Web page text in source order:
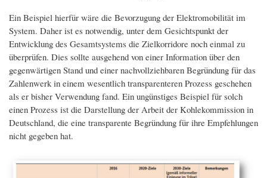
Ein Beispiel hierfür wäre die Bevorzugung der Elektromobilität im
System. Daher ist es notwendig, unter dem Gesichtspunkt der
Entwicklung des Gesamtsystems die Zielkorridore noch einmal zu
überprüfen. Dies sollte ausgehend von einer Information über den
gegenwärtigen Stand und einer nachvollziehbaren Begründung für das
Zahlenwerk in einem wesentlich transparenteren Prozess geschehen
als er bisher Verwendung fand. Ein ungünstiges Beispiel für solch
einen Prozess ist die Darstellung der Arbeit der Kohlekommission in
Deutschland, die eine transparente Begründung für ihre Empfehlungen
nicht gegeben hat.